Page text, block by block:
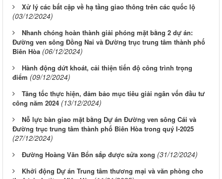
Xử lý các bất cập về hạ tầng giao thông trên các quốc lộ
(03/12/2024)
Nhanh chóng hoàn thành giải phóng mặt bằng 2 dự án:
Đường ven sông Đồng Nai và Đường trục trung tâm thành phố
Biên Hòa (06/12/2024)
Hành động dứt khoát, cải thiện tiến độ công trình trọng
điểm (09/12/2024)
Tăng tốc thực hiện, đảm bảo mục tiêu giải ngân vốn đầu tư
công năm 2024 (13/12/2024)
Nỗ lực bàn giao mặt bằng Dự án Đường ven sông Cái và
Đường trục trung tâm thành phố Biên Hòa trong quý I-2025
(27/12/2024)
Đường Hoàng Văn Bổn sắp được sửa xong (31/12/2024)
Khởi động Dự án Trung tâm thương mại và văn phòng cho